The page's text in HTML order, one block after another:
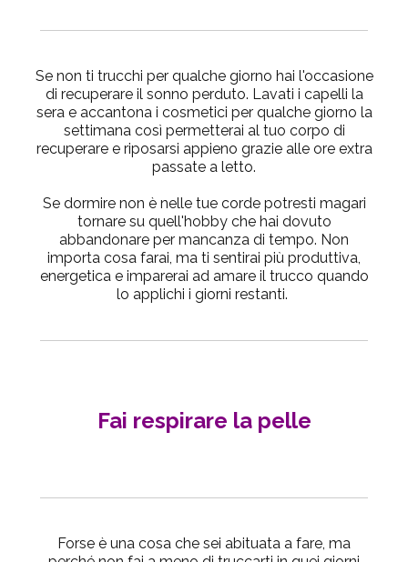
Se non ti trucchi per qualche giorno hai l'occasione
di recuperare il sonno perduto. Lavati i capelli la
sera e accantona i cosmetici per qualche giorno la
settimana così permetterai al tuo corpo di
recuperare e riposarsi appieno grazie alle ore extra
passate a letto.
Se dormire non è nelle tue corde potresti magari
tornare su quell'hobby che hai dovuto
abbandonare per mancanza di tempo. Non
importa cosa farai, ma ti sentirai più produttiva,
energetica e imparerai ad amare il trucco quando
lo applichi i giorni restanti.
Fai respirare la pelle
Forse è una cosa che sei abituata a fare, ma